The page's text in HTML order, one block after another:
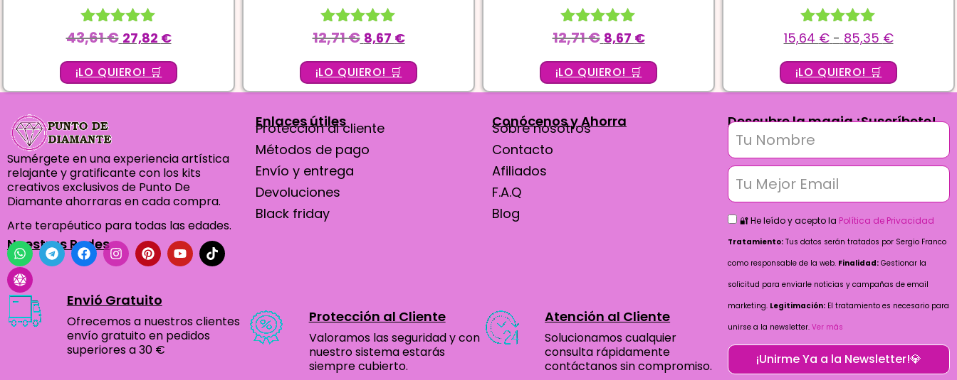
Valorado
5.00
de 5
43,61€ 27,82 €
¡LO QUIERO! 🛒
Valorado
5.00
de 5
12,71€ 8,67 €
¡LO QUIERO! 🛒
Valorado
5.00
de 5
12,71€ 8,67 €
¡LO QUIERO! 🛒
Valorado
5.00
de 5
15,64 € - 85,35 €
¡LO QUIERO! 🛒
Sumérgete en una experiencia artística
relajante y gratificante con los kits
creativos exclusivos de Punto De
Diamante ahorraras en cada compra.
Arte terapéutico para todas las edades.
Nuestras Redes
Envió Gratuito
Ofrecemos a nuestros clientes
envío gratuito en pedidos
superiores a 30 €
Enlaces útiles
Protección al cliente
Métodos de pago
Envío y entrega
Devoluciones
Black friday
Protección al Cliente
Valoramos las seguridad y con
nuestro sistema estarás
siempre cubierto.
Conócenos y Ahorra
Sobre nosotros
Contacto
Afiliados
F.A.Q
Blog
Atención al Cliente
Solucionamos cualquier
consulta rápidamente
contáctanos sin compromiso.
Descubre la magia ¡Suscríbete!
🔐 He leído y acepto la Política de Privacidad
Tratamiento: Tus datos serán tratados por Sergio Franco
como responsable de la web. Finalidad: Gestionar la
solicitud para enviarle noticias y campañas de email
marketing. Legitimación: El tratamiento es necesario para
unirse a la newsletter.Ver más
¡Unirme Ya a la Newsletter!💎